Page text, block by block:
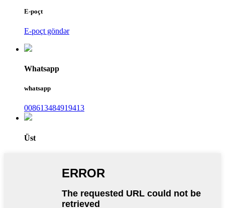
E-poçt
E-poçt göndər
Whatsapp
whatsapp
008613484919413
Üst